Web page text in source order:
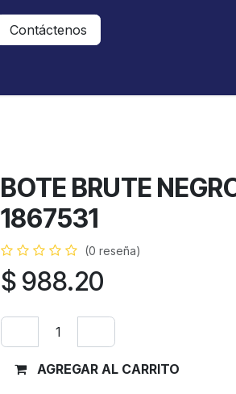
Contáctenos
BOTE BRUTE
1867531
(0 reseña)
$ 988.20
AGREGAR AL CARRITO